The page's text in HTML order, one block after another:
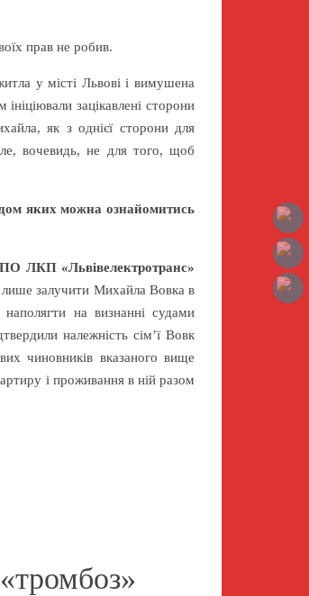
прав не робив.
у місті Львові і вимушена
зацікавлені сторони
як з однієї сторони для
вочевидь, не для того, щоб
яких можна ознайомитись
ЛКП «Львівелектротранс»
залучити Михайла Вовка в
наполягти на визнанні судами
належність сім’ї Вовк
чиновників вказаного вище
і проживання в ній разом